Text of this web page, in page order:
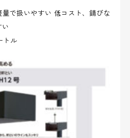
で扱いやすい 低コスト、錆びな
トル